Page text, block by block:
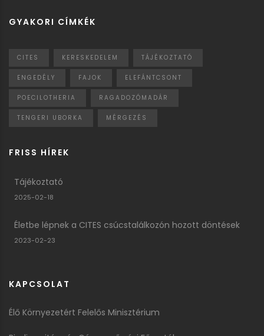
GYAKORI CÍMKÉK
CITES KERESKEDELEM TÁJÉKOZTATÓ
ENGEDÉLY FAJOK ELEFÁNTCSONT
POECILOTHERIA RAGADOZÓMADÁR
TENGERI UBORKA MÉRGEZÉS
FRISS HÍREK
Tájékoztató
2025-02-18
Életbe lépnek a CITES csúcstalálkozón hozott döntések
2023-02-23
KAPCSOLAT
Élő Környezetért Felelős Minisztérium